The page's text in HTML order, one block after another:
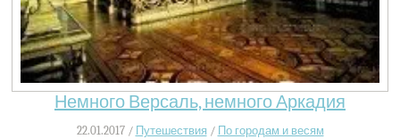
Немного Версаль, немного Аркадия
22.01.2017 / Путешествия / По городам и весям